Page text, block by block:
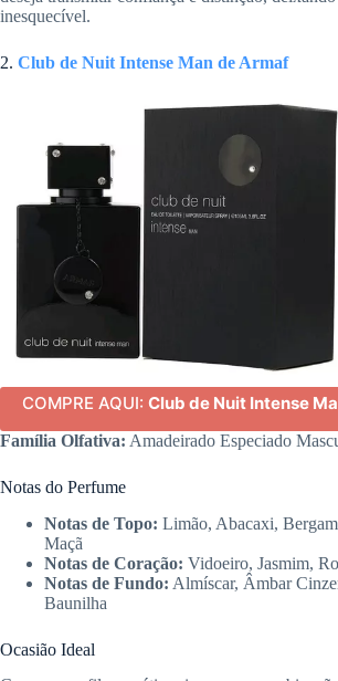
inesquecível.
2. Club de Nuit Intense Man de Armaf
COMPRE AQUI: Club de Nuit Intense
Família Olfativa: Amadeirado Especiado
Notas do Perfume
Notas de Topo: Limão, Abacaxi,
Maçã
Notas de Coração: Vidoeiro, Jasmim,
Notas de Fundo: Almíscar, Âmbar
Baunilha
Ocasião Ideal